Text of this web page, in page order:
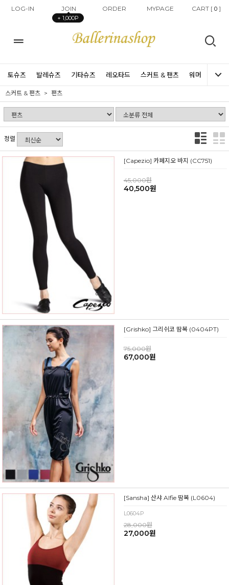
LOG-IN JOIN
+ 1,000P
ORDER MYPAGE CART [ 0]
토슈즈 발레슈즈 기타슈즈 레오타드 스커트 & 팬츠 워머 타이
스커트 & 팬츠 팬츠
정렬
[Capezio] 카페지오 바지 (CC751)
45,000원
40,500원
[Grishko] 그리쉬코 땀복 (0404PT)
75,000원
67,000원
[Sansha] 산샤 Alfie 땀복 (L0604)
L0604P
28,000원
27,000원